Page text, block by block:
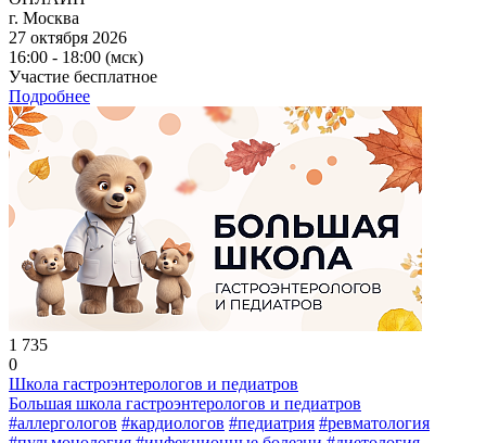
г. Москва
27 октября 2026
16:00 - 18:00 (мск)
Участие бесплатное
Подробнее
1 735
0
Школа гастроэнтерологов и педиатров
Большая школа гастроэнтерологов и педиатров
#аллергологов #кардиологов #педиатрия #ревматология